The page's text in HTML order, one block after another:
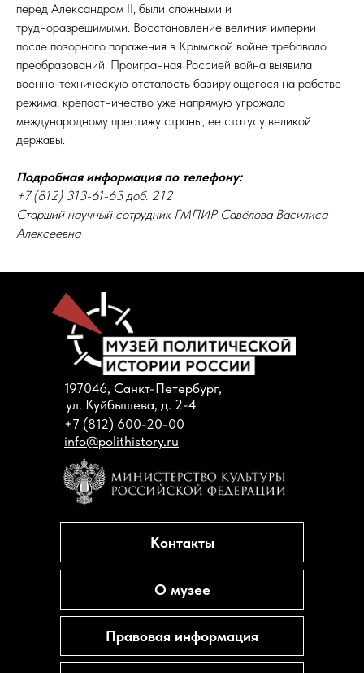
перед Александром II, были сложными и
трудноразрешимыми. Восстановление величия империи
после позорного поражения в Крымской войне требовало
преобразований. Проигранная Россией война выявила
военно-техническую отсталость базирующегося на рабстве
режима, крепостничество уже напрямую угрожало
международному престижу страны, ее статусу великой
державы.
Подробная информация по телефону:
+7 (812) 313-61-63 доб. 212
Старший научный сотрудник ГМПИР Савёлова Василиса
Алексеевна
+7 (812) 600-20-00
ул. Куйбышева, д. 2-4
197046, Санкт-Петербург,
info@polithistory.ru
Контакты
О музее
Правовая информация